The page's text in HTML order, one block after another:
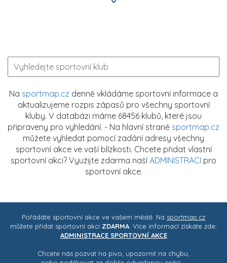
Na sportmap.cz denně vkládáme sportovní informace a
aktualizujeme rozpis zápasů pro všechny sportovní
kluby. V databázi máme 68456 klubů, které jsou
připraveny pro vyhledání. - Na hlavní straně sportmap.cz
můžete vyhledat pomocí zadání adresy všechny
sportovní akce ve vaší blízkosti. Chcete přidat vlastní
sportovní akci? Využijte zdarma naší ADMINISTRACI pro
sportovní akce.
Pořádáte sportovní akce ve vašem městě. Na sportmap.cz
můžete přidat sportovní akci ZDARMA . Více informací získáte zde:
ADMINISTRACE SPORTOVNÍ AKCE
Chcete nás pozvat na pivo, upozornit na chybu,